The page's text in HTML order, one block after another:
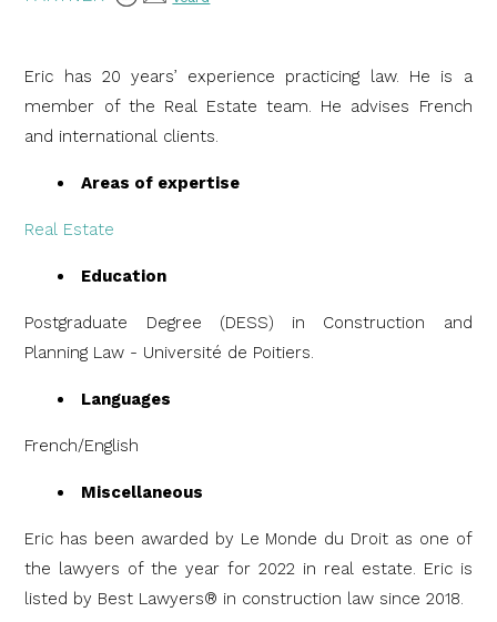
Eric has 20 years’ experience practicing law. He is a
member of the Real Estate team. He advises French
and international clients.
Areas of expertise
Real Estate
Education
Postgraduate Degree (DESS) in Construction and
Planning Law - Université de Poitiers.
Languages
French/English
Miscellaneous
Eric has been awarded by Le Monde du Droit as one of
the lawyers of the year for 2022 in real estate. Eric is
listed by Best Lawyers® in construction law since 2018.